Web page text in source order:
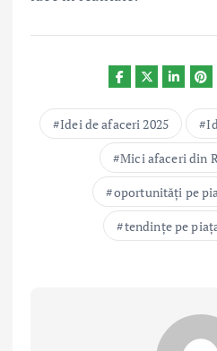
Idei de afaceri 2025
Mici afaceri din
oportunități pe
tendințe pe